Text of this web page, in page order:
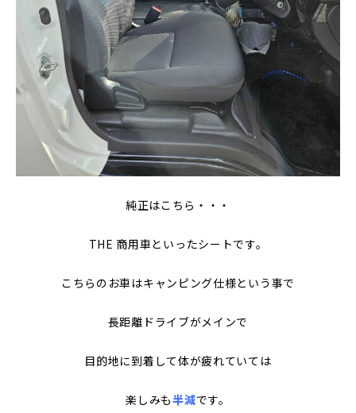
純正はこちら・・・
THE 商用車といったシートです。
こちらのお車はキャンピング仕様という事で
長距離ドライブがメインで
目的地に到着して体が疲れていては
楽しみも半減です。